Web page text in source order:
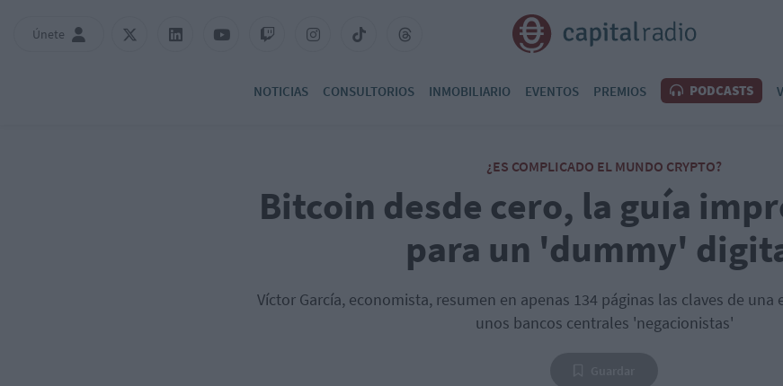
Únete
NOTICIAS CONSULTORIOS INMOBILIARIO EVENTOS PREMIOS PODCASTS
¿ES COMPLICADO EL MUNDO CRYPTO?
Bitcoin desde cero, la guía
para un 'dummy'
Víctor García, economista, resumen en apenas 134 páginas las claves de una
unos bancos centrales 'negacionistas'